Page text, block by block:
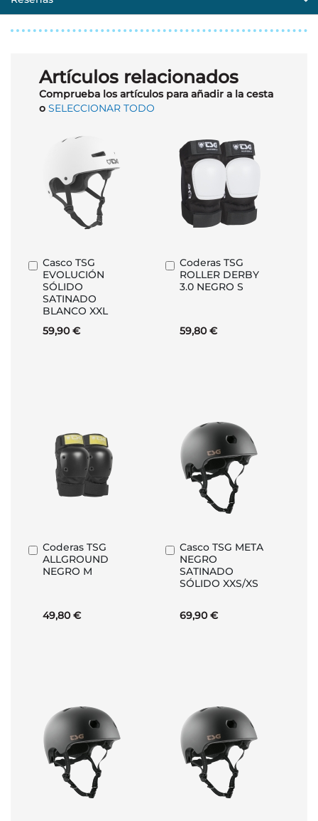
Artículos relacionados
Comprueba los artículos para añadir a la cesta
o SELECCIONAR TODO
Casco TSG
EVOLUCIÓN
SÓLIDO
SATINADO
BLANCO XXL
59,90 €
Añadir
al
carrito
Coderas TSG
ROLLER DERBY
3.0 NEGRO S
59,80 €
Añadir
al
carrito
Coderas TSG
ALLGROUND
NEGRO M
49,80 €
Añadir
al
carrito
Casco TSG META
NEGRO
SATINADO
SÓLIDO XXS/XS
69,90 €
Añadir
al
carrito